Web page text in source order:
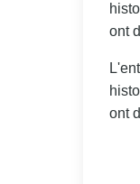
ont
ont